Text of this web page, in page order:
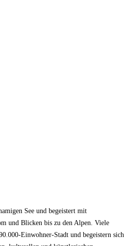
See und begeistert mit
und Blicken bis zu den Alpen. Viele
Einwohner-Stadt und begeistern sich